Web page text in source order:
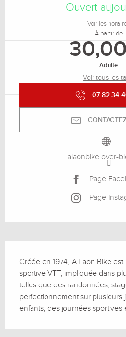
Ouvert
Voir les
À partir de
Adulte
Voir tous les
07 82 34
alaonbike.over-
Page
Page
Créée en 1974, A Laon Bike est
sportive VTT, impliquée dans
telles que des randonnées,
perfectionnement sur plusieurs
enfants, des journées sportives